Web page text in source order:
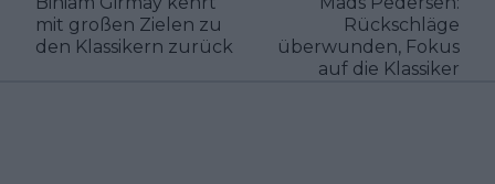
mit großen Zielen zu
den Klassikern zurück
Rückschläge
überwunden, Fokus
auf die Klassiker